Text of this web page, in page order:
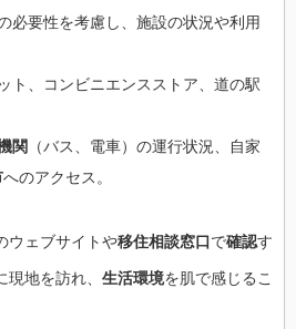
必要性を考慮し、施設の状況や利用
ト、コンビニエンスストア、道の駅
関 （バス、電車）の運行状況、自家
へのアクセス。
ウェブサイトや移住相談窓口で確認す
地を訪れ、 生活環境を肌で感じるこ